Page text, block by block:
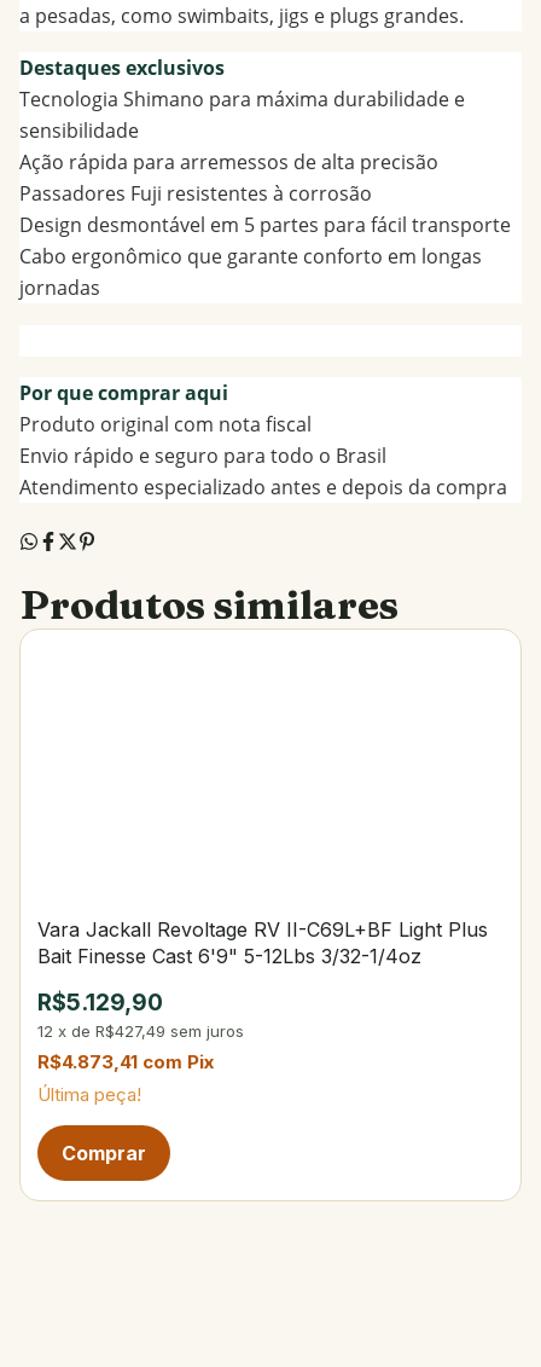
a pesadas, como swimbaits, jigs e plugs grandes.
Destaques exclusivos
Tecnologia Shimano para máxima durabilidade e
sensibilidade
Ação rápida para arremessos de alta precisão
Passadores Fuji resistentes à corrosão
Design desmontável em 5 partes para fácil transporte
Cabo ergonômico que garante conforto em longas
jornadas
Por que comprar aqui
Produto original com nota fiscal
Envio rápido e seguro para todo o Brasil
Atendimento especializado antes e depois da compra
Produtos similares
Vara Jackall Revoltage RV II-C69L+BF Light Plus
Bait Finesse Cast 6'9" 5-12Lbs 3/32-1/4oz
R$5.129,90
12 x de R$427,49 sem juros
R$4.873,41 com Pix
Última peça!